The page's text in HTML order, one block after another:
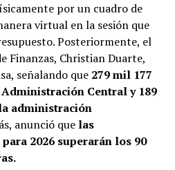
por un cuadro de
virtual en la sesión que
Posteriormente, el
Finanzas, Christian Duarte,
señalando que 279 mil 177
Central y 189
administración
anunció que las
2026 superarán los 90